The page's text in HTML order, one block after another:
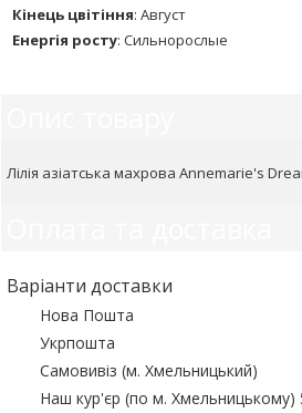
Кінець цвітіння: Август
Енергія росту: Сильнорослые
Лілія азіатська махрова Annemarie's
Варіанти доставки
Нова Пошта
Укрпошта
Самовивіз (м. Хмельницький)
Наш кур'єр (по м. Хмельницькому)